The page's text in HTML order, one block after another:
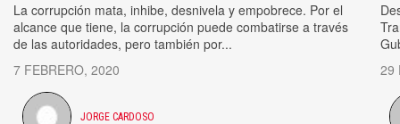
La corrupción mata, inhibe, desnivela y empobrece. Por el
alcance que tiene, la corrupción puede combatirse a través
de las autoridades, pero también por...
7 FEBRERO, 2020
JORGE CARDOSO
29